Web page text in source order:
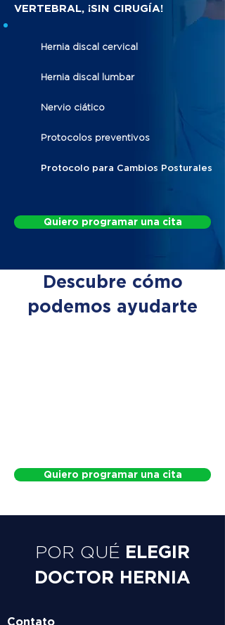
VERTEBRAL, ¡SIN CIRUGÍA!
Hernia discal cervical
Hernia discal lumbar
Nervio ciático
Protocolos preventivos
Protocolo para Cambios Posturales
Quiero programar una cita
Descubre cómo
podemos ayudarte
Quiero programar una cita
POR QUÉ ELEGIR
DOCTOR HERNIA
Contato